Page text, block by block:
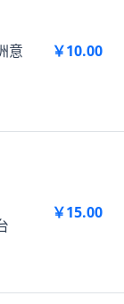
意
￥10.00
￥15.00